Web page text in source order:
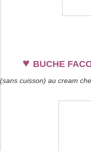
♥ BUCHE
cuisson) au cream